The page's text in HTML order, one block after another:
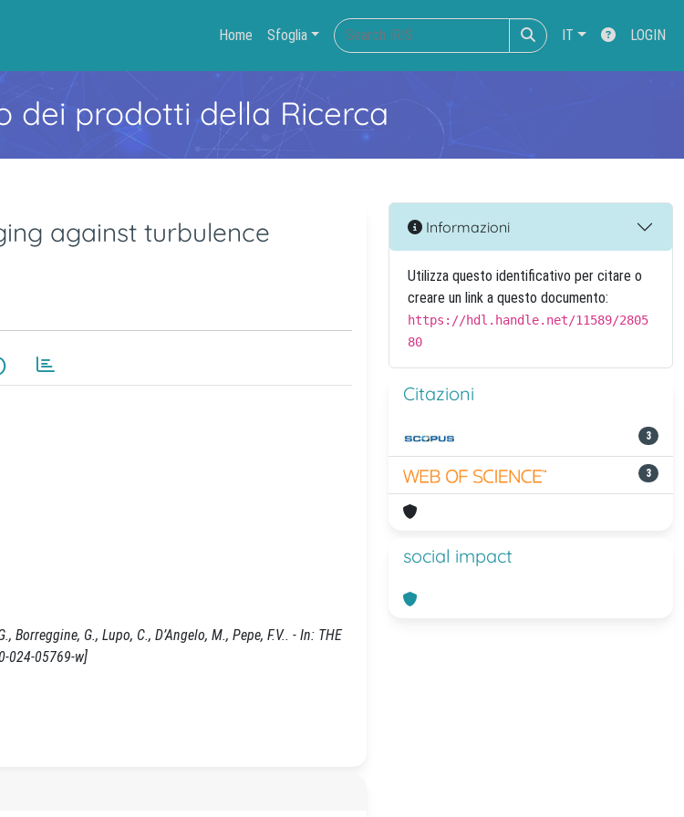
Home Sfoglia IT LOGIN
dei prodotti della Ricerca
against turbulence
G., Lupo, C., D’Angelo, M., Pepe, F.V.. - In: THE
024-05769-w]
Informazioni
Utilizza questo identificativo per citare o
creare un link a questo documento:
https://hdl.handle.net/11589/2805
80
Citazioni
3
3
social impact